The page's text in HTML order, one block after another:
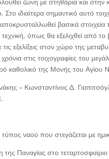
ζώνη με στηθάρια και
Στο ιδιαίτερα σημαντικό αυτό
βασικά
όπως θα εξελιχθεί από
εξελίξεις στον χώρο της
στις τοιχογραφίες του
καθολικό της Μονής του
– Κωνσταντίνος Δ.
τύπος ναού που στεγάζεται με
Παναγίας στο